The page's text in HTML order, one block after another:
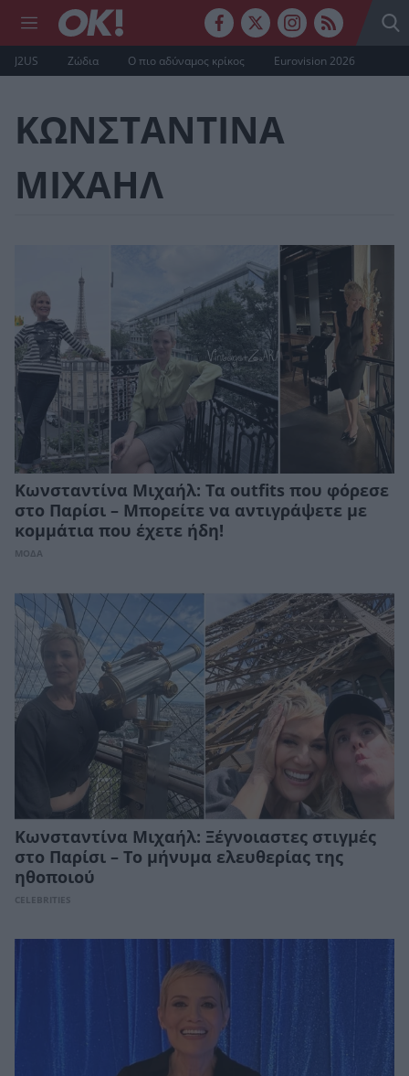
J2US Ζώδια Ο πιο αδύναμος κρίκος Eurovision 2026
ΚΩΝΣΤΑΝΤΙΝΑ
ΜΙΧΑΗΛ
Κωνσταντίνα Μιχαήλ: Τα outfits που φόρεσε
στο Παρίσι – Μπορείτε να αντιγράψετε με
κομμάτια που έχετε ήδη!
ΜΟΔΑ
Κωνσταντίνα Μιχαήλ: Ξέγνοιαστες στιγμές
στο Παρίσι – Το μήνυμα ελευθερίας της
ηθοποιού
CELEBRITIES